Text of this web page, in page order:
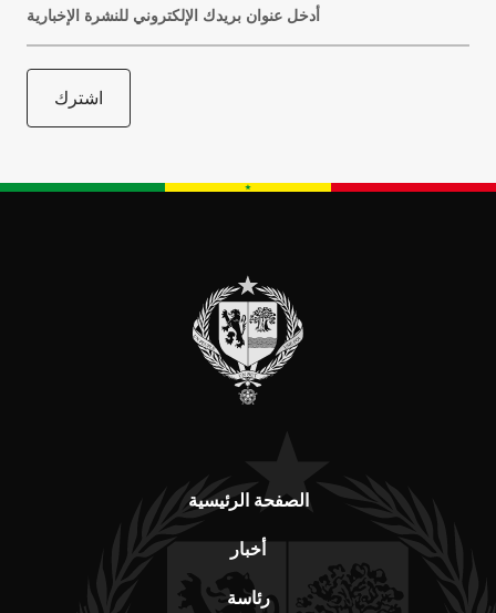
أدخل عنوان بريدك الإلكتروني للنشرة الإخبارية
اشترك
الصفحة الرئيسية
أخبار
رئاسة